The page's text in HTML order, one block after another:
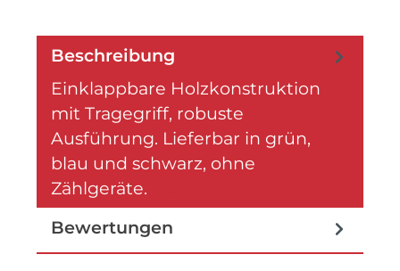
Beschreibung
Einklappbare Holzkonstruktion
mit Tragegriff, robuste
Ausführung. Lieferbar in grün,
blau und schwarz, ohne
Zählgeräte.
Bewertungen